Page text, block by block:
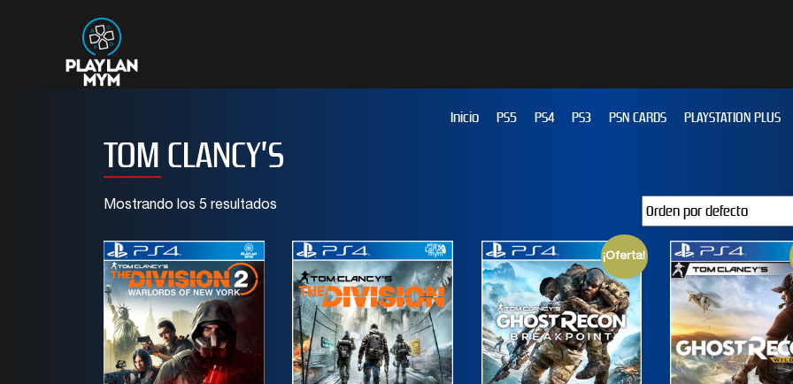
Inicio PS5 PS4 PS3 PSN CARDS PLAYSTATION PLUS
TOM CLANCY’S
Mostrando los 5 resultados
¡Oferta!